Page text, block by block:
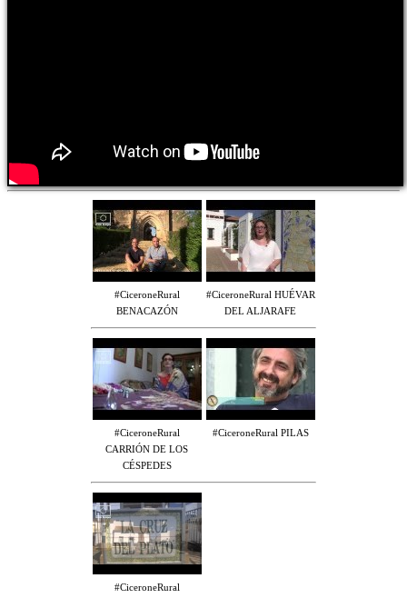
#CiceroneRural
BENACAZÓN
#CiceroneRural HUÉVAR
DEL ALJARAFE
#CiceroneRural
CARRIÓN DE LOS
CÉSPEDES
#CiceroneRural PILAS
#CiceroneRural